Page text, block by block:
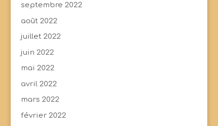
septembre 2022
août 2022
juillet 2022
juin 2022
mai 2022
avril 2022
mars 2022
février 2022